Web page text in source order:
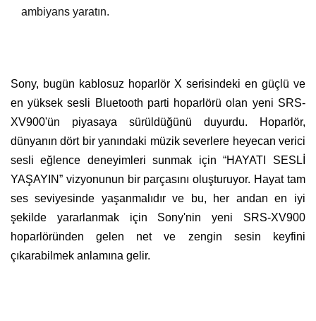
ambiyans yaratın.
Sony, bugün kablosuz hoparlör X serisindeki en güçlü ve
en yüksek sesli Bluetooth parti hoparlörü olan yeni SRS-
XV900'ün piyasaya sürüldüğünü duyurdu. Hoparlör,
dünyanın dört bir yanındaki müzik severlere heyecan verici
sesli eğlence deneyimleri sunmak için “HAYATI SESLİ
YAŞAYIN” vizyonunun bir parçasını oluşturuyor. Hayat tam
ses seviyesinde yaşanmalıdır ve bu, her andan en iyi
şekilde yararlanmak için Sony'nin yeni SRS-XV900
hoparlöründen gelen net ve zengin sesin keyfini
çıkarabilmek anlamına gelir.